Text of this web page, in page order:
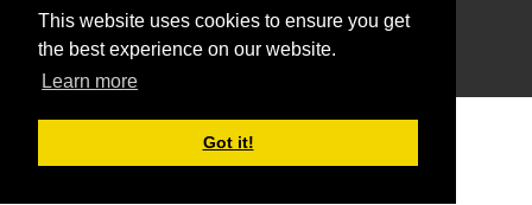
This website uses cookies to ensure you get
the best experience on our website.
Learn more
Got it!
Terms Of Use|Privacy Statement
Powered by THYME SYSTEMS doo